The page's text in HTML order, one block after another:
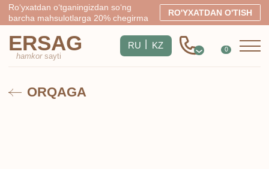
Ro‘yxatdan o‘tganingizdan so‘ng
barcha mahsulotlarga 20% chegirma
RO'YXATDAN O'TISH
0
ERSAG
hamkorsayti
ORQAGA